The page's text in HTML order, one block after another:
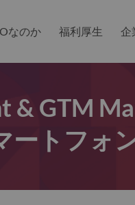
なのか 福利厚生 企
& GTM
トフォン